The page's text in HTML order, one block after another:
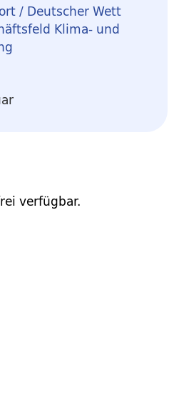
/ Deutscher Wett
Klima- und
verfügbar.